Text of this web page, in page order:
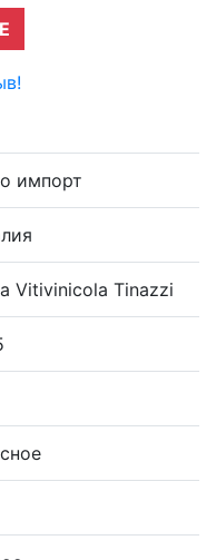
импорт
Vitivinicola Tinazzi